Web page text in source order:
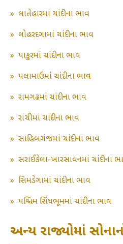
» લાતેહારમાં ચાંદીના ભાવ
» લોહરદગામાં ચાંદીના ભાવ
» પાકુરમાં ચાંદીના ભાવ
» પલામાઉમાં ચાંદીના ભાવ
» રામગઢમાં ચાંદીના ભાવ
» રાંચીમાં ચાંદીના ભાવ
» સાહિબગંજમાં ચાંદીના ભાવ
» સરાઈકેલા-ખારસાવનમાં ચાંદીના
» સિમડેગામાં ચાંદીના ભાવ
» પશ્ચિમ સિંઘભૂમમાં ચાંદીના ભાવ
અન્ય રાજ્યોમાં